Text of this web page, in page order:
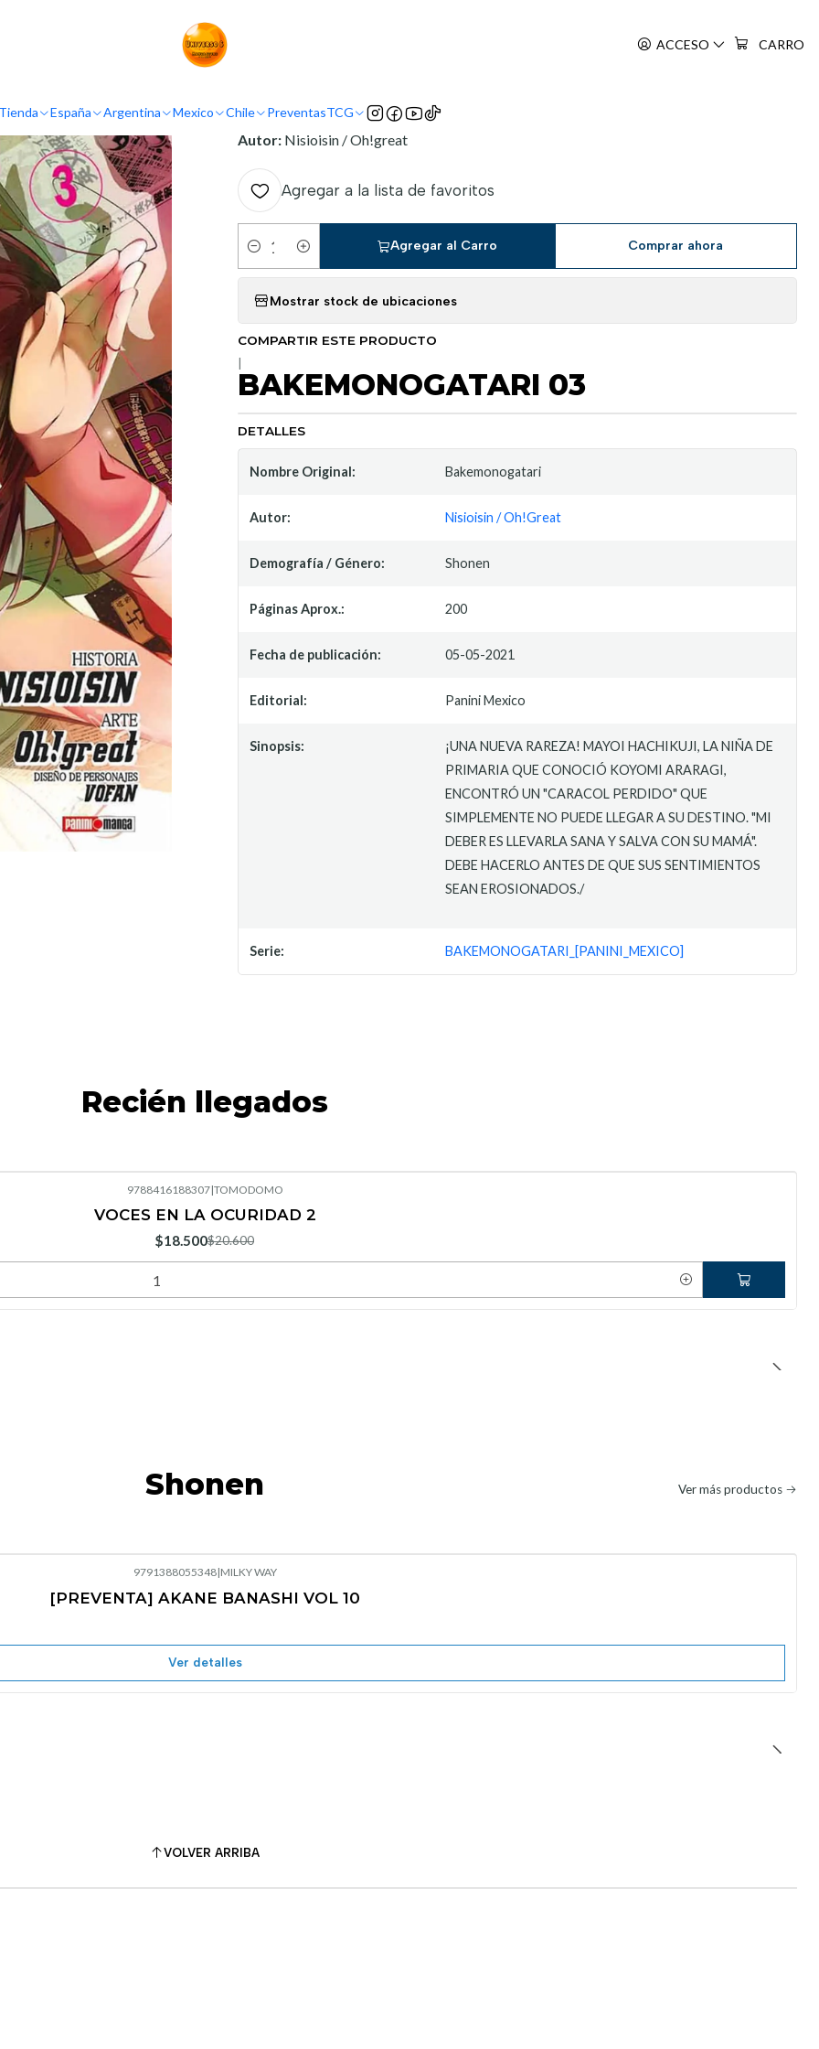
ACCESO CARRO
Tienda España Argentina Mexico Chile PreventasTCG
Nombre original:Bakemonogatari
Autor: Nisioisin / Oh!great
Agregar a la lista de favoritos
Cantidad
Agregar al Carro Comprar ahora
Mostrar stock de ubicaciones
COMPARTIR ESTE PRODUCTO
BAKEMONOGATARI 03
DETALLES
Nombre Original: Bakemonogatari
Autor: Nisioisin / Oh!Great
Demografía / Género: Shonen
Páginas Aprox.: 200
Fecha de publicación: 05-05-2021
Editorial: Panini Mexico
Sinopsis:
¡UNA NUEVA RAREZA! MAYOI HACHIKUJI, LA NIÑA DE
PRIMARIA QUE CONOCIÓ KOYOMI ARARAGI,
ENCONTRÓ UN "CARACOL PERDIDO" QUE
SIMPLEMENTE NO PUEDE LLEGAR A SU DESTINO. "MI
DEBER ES LLEVARLA SANA Y SALVA CON SU MAMÁ".
DEBE HACERLO ANTES DE QUE SUS SENTIMIENTOS
SEAN EROSIONADOS./
Serie: BAKEMONOGATARI_[PANINI_MEXICO]
Recién llegados
9788416188307|TOMODOMO
VOCES EN LA OCURIDAD 2
$18.500$20.600
Shonen Ver más productos
9791388055348|MILKY WAY
[PREVENTA] AKANE BANASHI VOL 10
Ver detalles
VOLVER ARRIBA